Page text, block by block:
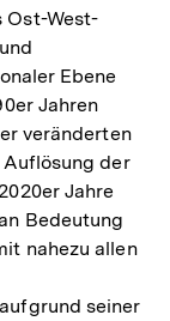
Ost-West-
Ebene
Jahren
veränderten
der
Jahre
Bedeutung
nahezu allen
seiner